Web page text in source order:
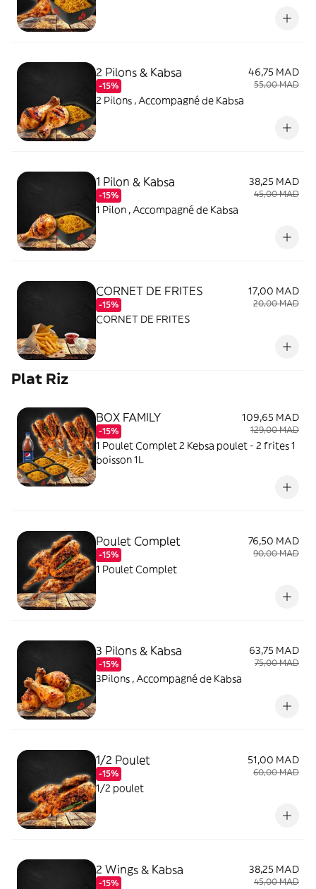
2 Pilons & Kabsa
-15%
46,75 MAD
55,00 MAD
2 Pilons , Accompagné de Kabsa
1 Pilon & Kabsa
-15%
38,25 MAD
45,00 MAD
1 Pilon , Accompagné de Kabsa
CORNET DE FRITES
-15%
17,00 MAD
20,00 MAD
CORNET DE FRITES
Plat Riz
BOX FAMILY
-15%
109,65 MAD
129,00 MAD
1 Poulet Complet 2 Kebsa poulet - 2 frites 1
boisson 1L
Poulet Complet
-15%
76,50 MAD
90,00 MAD
1 Poulet Complet
3 Pilons & Kabsa
-15%
63,75 MAD
75,00 MAD
3Pilons , Accompagné de Kabsa
1/2 Poulet
-15%
51,00 MAD
60,00 MAD
1/2 poulet
2 Wings & Kabsa
-15%
38,25 MAD
45,00 MAD